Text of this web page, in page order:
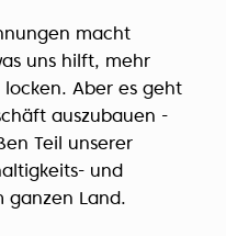
macht
uns hilft, mehr
locken. Aber es geht
auszubauen -
Teil unserer
und
ganzen Land.